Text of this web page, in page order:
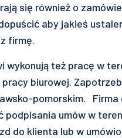
się również o
aby jakieś
firmę.
wykonują też pracę w
biurowej.
pomorskim. Firma
podpisania umów w
do klienta lub w